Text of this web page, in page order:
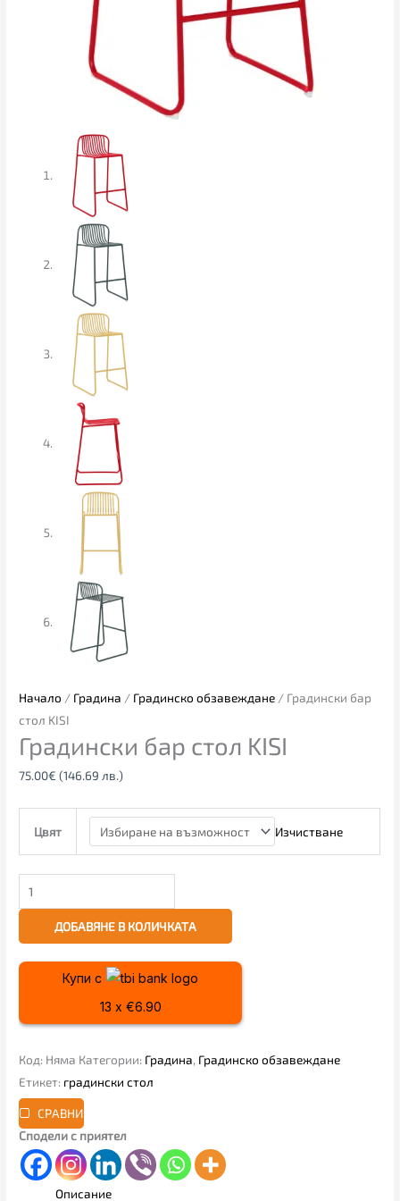
Начало / Градина / Градинско обзавеждане / Градински бар
стол KISI
Градински бар стол KISI
75.00€ (146.69 лв.)
Цвят Изчистване
ДОБАВЯНЕ В КОЛИЧКАТА
Купи с
13 x €6.90
Код: Няма Категории: Градина, Градинско обзавеждане
Етикет: градински стол
СРАВНИ
Сподели с приятел
Описание